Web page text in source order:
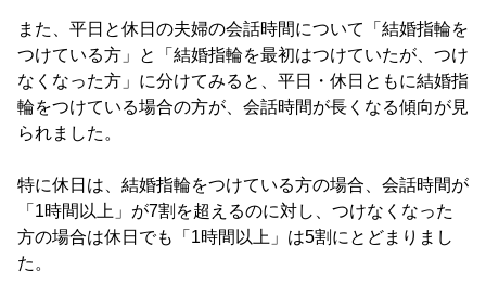
また、平日と休日の夫婦の会話時間について「結婚指輪を
つけている方」と「結婚指輪を最初はつけていたが、つけ
なくなった方」に分けてみると、平日・休日ともに結婚指
輪をつけている場合の方が、会話時間が長くなる傾向が見
られました。
特に休日は、結婚指輪をつけている方の場合、会話時間が
「1時間以上」が7割を超えるのに対し、つけなくなった
方の場合は休日でも「1時間以上」は5割にとどまりまし
た。